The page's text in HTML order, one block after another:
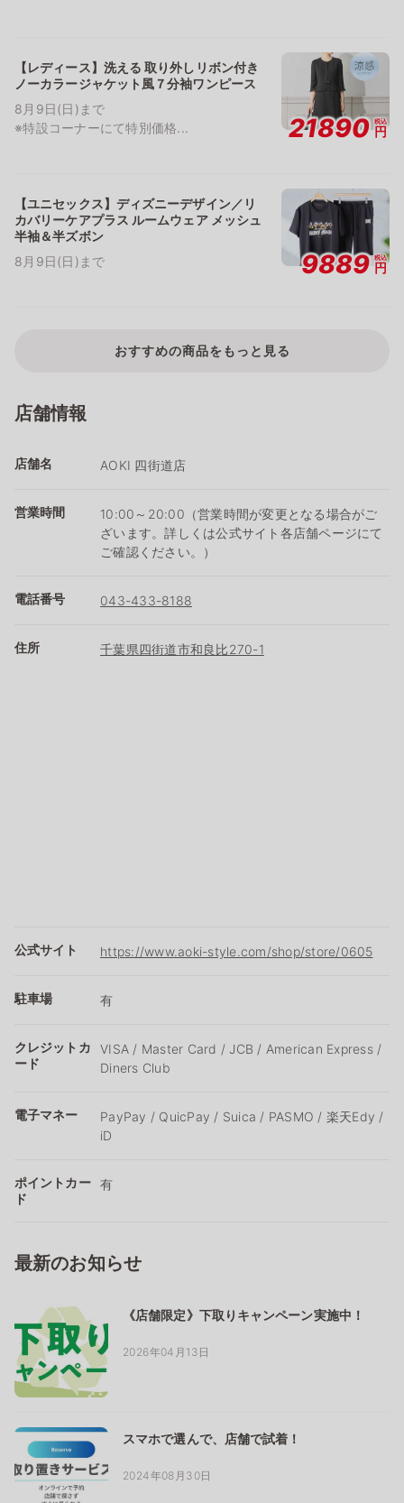
【レディース】洗える 取り外しリボン付き
ノーカラージャケット風７分袖ワンピース
8月9日(日)まで
※特設コーナーにて特別価格...
21890 税込
円
【ユニセックス】ディズニーデザイン／リ
カバリーケアプラス ルームウェア メッシュ
半袖＆半ズボン
8月9日(日)まで
9889 税込
円
おすすめの商品をもっと見る
店舗情報
店舗名 AOKI 四街道店
営業時間
10:00～20:00（営業時間が変更となる場合がご
ざいます。詳しくは公式サイト各店舗ページにて
ご確認ください。）
電話番号 043-433-8188
住所 千葉県四街道市和良比270-1
公式サイト https://www.aoki-style.com/shop/store/0605
駐車場 有
クレジットカ
ード
VISA / Master Card / JCB / American Express /
Diners Club
電子マネー
PayPay / QuicPay / Suica / PASMO / 楽天Edy /
iD
ポイントカー
ド
有
最新のお知らせ
《店舗限定》下取りキャンペーン実施中！
2026年04月13日
スマホで選んで、店舗で試着！
2024年08月30日